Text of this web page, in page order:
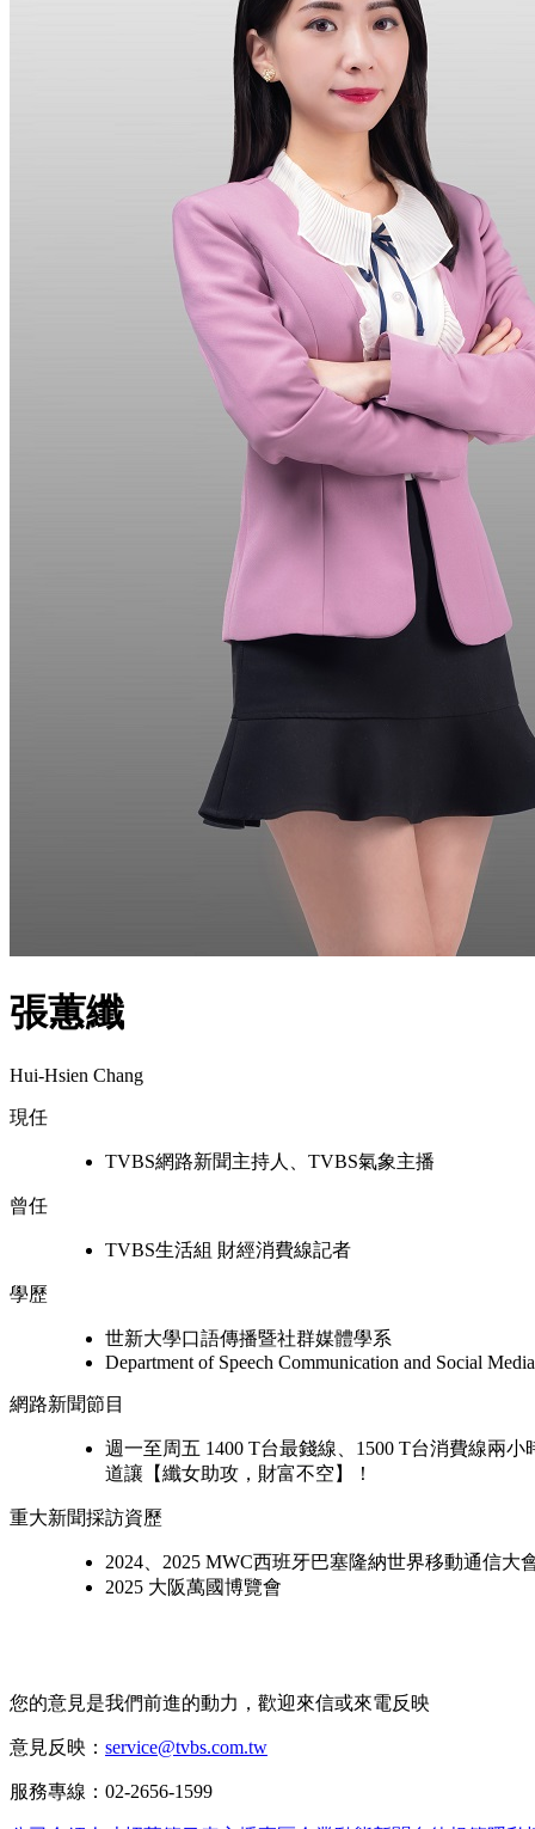
張蕙纖
Hui-Hsien Chang
現任
TVBS網路新聞主持人、TVBS氣象主播
曾任
TVBS生活組 財經消費線記者
學歷
世新大學口語傳播暨社群媒體學系
Department of Speech Communication and Social
網路新聞節目
週一至周五 1400 T台最錢線、1500 T台消費線兩
道讓【纖女助攻，財富不空】！
重大新聞採訪資歷
2024、2025 MWC西班牙巴塞隆納世界移動通信大
2025 大阪萬國博覽會
您的意見是我們前進的動力，歡迎來信或來電反映
意見反映： service@tvbs.com.tw
服務專線：02-2656-1599